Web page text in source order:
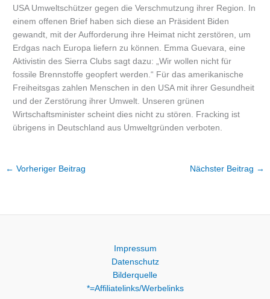
USA Umweltschützer gegen die Verschmutzung ihrer Region. In
einem offenen Brief haben sich diese an Präsident Biden
gewandt, mit der Aufforderung ihre Heimat nicht zerstören, um
Erdgas nach Europa liefern zu können. Emma Guevara, eine
Aktivistin des Sierra Clubs sagt dazu: „Wir wollen nicht für
fossile Brennstoffe geopfert werden.“ Für das amerikanische
Freiheitsgas zahlen Menschen in den USA mit ihrer Gesundheit
und der Zerstörung ihrer Umwelt. Unseren grünen
Wirtschaftsminister scheint dies nicht zu stören. Fracking ist
übrigens in Deutschland aus Umweltgründen verboten.
← Vorheriger Beitrag Nächster Beitrag →
Impressum
Datenschutz
Bilderquelle
*=Affiliatelinks/Werbelinks